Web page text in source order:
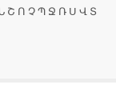
Շ Ո ՉՊ Ջ Ռ Ս Վ Տ